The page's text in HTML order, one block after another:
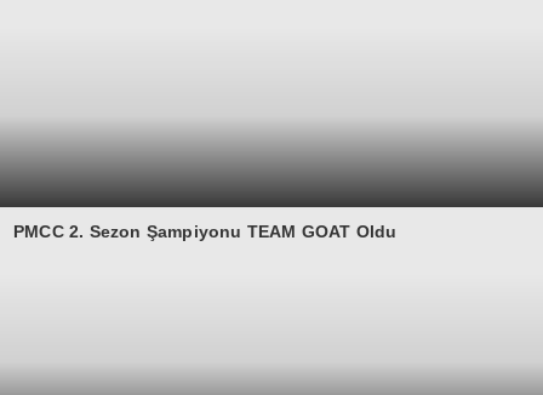
PMCC 2. Sezon Şampiyonu TEAM GOAT Oldu